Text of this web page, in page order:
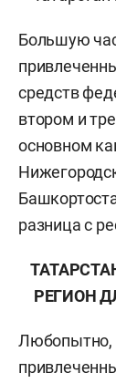
Большую
средств
втором и
основном
разница с
РЕГИОН
Любопытно,